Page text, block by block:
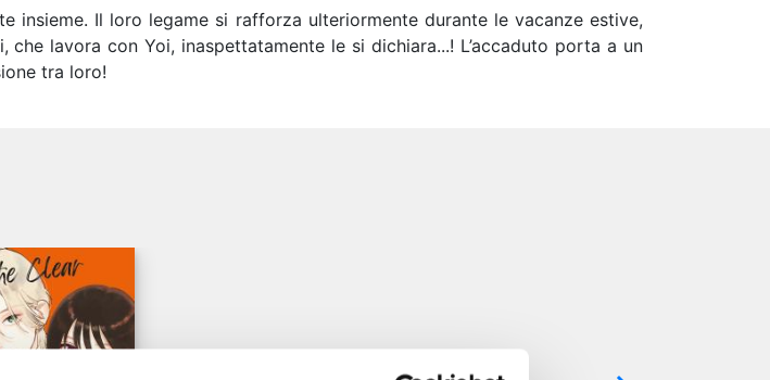
insieme. Il loro legame si rafforza ulteriormente durante le vacanze estive,
lavora con Yoi, inaspettatamente le si dichiara...! L’accaduto porta a un
tra loro!